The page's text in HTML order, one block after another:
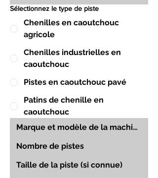
Sélectionnez le type de piste
Chenilles en caoutchouc
agricole
Chenilles industrielles en
caoutchouc
Pistes en caoutchouc pavé
Patins de chenille en
caoutchouc